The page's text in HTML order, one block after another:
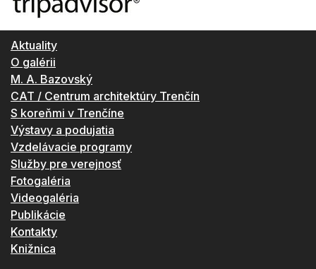
Aktuality
O galérii
M. A. Bazovský
CAT / Centrum architektúry Trenčín
S koreňmi v Trenčíne
Výstavy a podujatia
Vzdelávacie programy
Služby pre verejnosť
Fotogaléria
Videogaléria
Publikácie
Kontakty
Knižnica